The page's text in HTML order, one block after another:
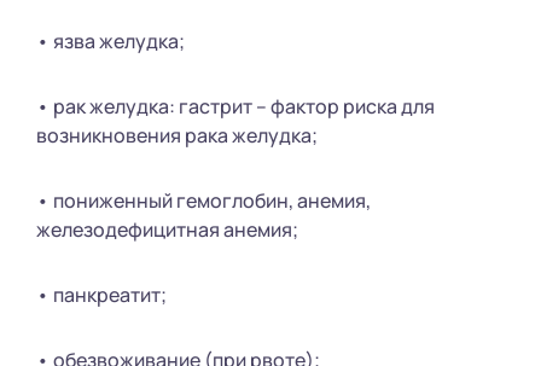
• язва желудка;
• рак желудка: гастрит – фактор риска для
возникновения рака желудка;
• пониженный гемоглобин, анемия,
железодефицитная анемия;
• панкреатит;
• обезвоживание (при рвоте);